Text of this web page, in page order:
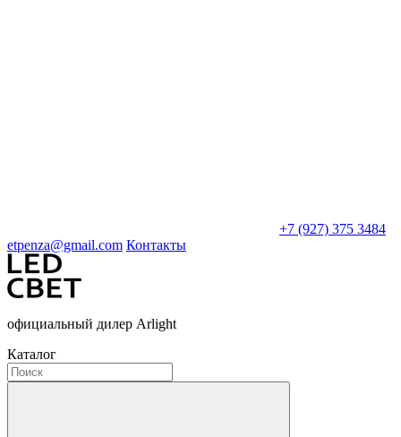
+7 (927) 375 3484
etpenza@gmail.com Контакты
официальный дилер Arlight
Каталог